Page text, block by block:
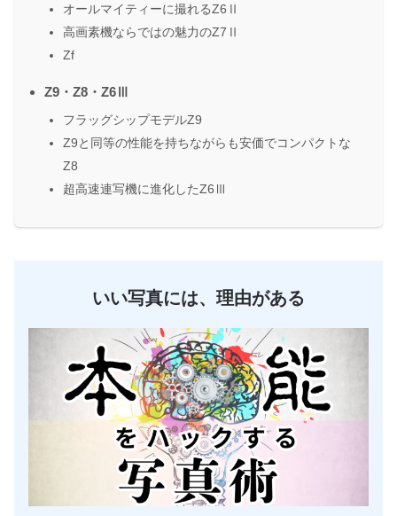
オールマイティーに撮れるZ6Ⅱ
高画素機ならではの魅力のZ7Ⅱ
Zf
Z9・Z8・Z6Ⅲ
フラッグシップモデルZ9
Z9と同等の性能を持ちながらも安価でコンパクトな
Z8
超高速連写機に進化したZ6Ⅲ
いい写真には、理由がある